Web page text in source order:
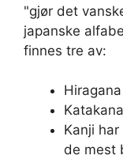
"gjør det
japanske
finnes tre av:
Kanji
de mest